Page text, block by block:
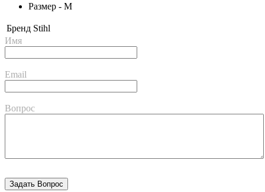
Размер - M
Бренд Stihl
Имя
Email
Вопрос